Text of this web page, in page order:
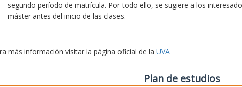
segundo período de matrícula. Por todo ello, se sugiere a los
máster antes del inicio de las clases.
más información visitar la página oficial de la UVA
Plan de estudios